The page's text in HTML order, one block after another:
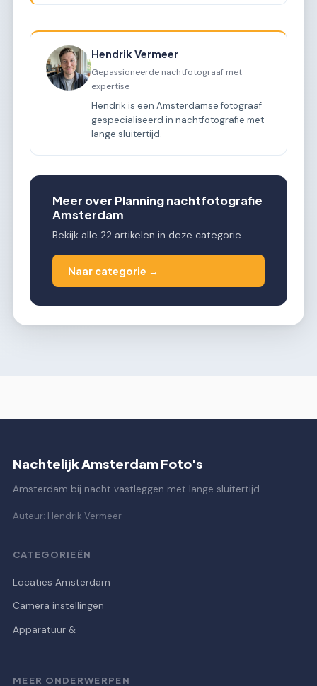
Hendrik Vermeer
Gepassioneerde nachtfotograaf met
expertise
Hendrik is een Amsterdamse fotograaf
gespecialiseerd in nachtfotografie met
lange sluitertijd.
Meer over Planning nachtfotografie
Amsterdam
Bekijk alle 22 artikelen in deze categorie.
Naar categorie →
Nachtelijk Amsterdam Foto's
Amsterdam bij nacht vastleggen met lange sluitertijd
Auteur: Hendrik Vermeer
CATEGORIEËN
Locaties Amsterdam
Camera instellingen
Apparatuur &
MEER ONDERWERPEN